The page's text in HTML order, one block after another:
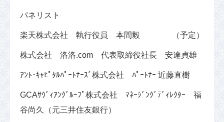
パネリスト
楽天株式会社 執行役員 本間毅 （予定）
株式会社 洛洛.com 代表取締役社長 安達貞雄
ｱﾝﾄ･ｷｬﾋﾟﾀﾙﾊﾟｰﾄﾅｰｽﾞ株式会社 ﾊﾟｰﾄﾅｰ 近藤直樹
GCAｻｳﾞｨｱﾝｸﾞﾙｰﾌﾟ株式会社 ﾏﾈｰｼﾞﾝｸﾞﾃﾞｨﾚｸﾀｰ 福
谷尚久（元三井住友銀行）